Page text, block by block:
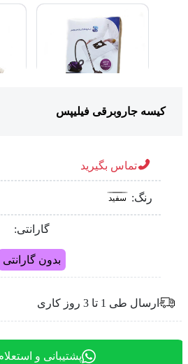
کیسه جاروبرقی فیلیپس
تماس بگیرید
رنگ: سفید
گارانتی:
بدون گارانتی
ارسال طی 1 تا 3 روز کاری
پشتیبانی و